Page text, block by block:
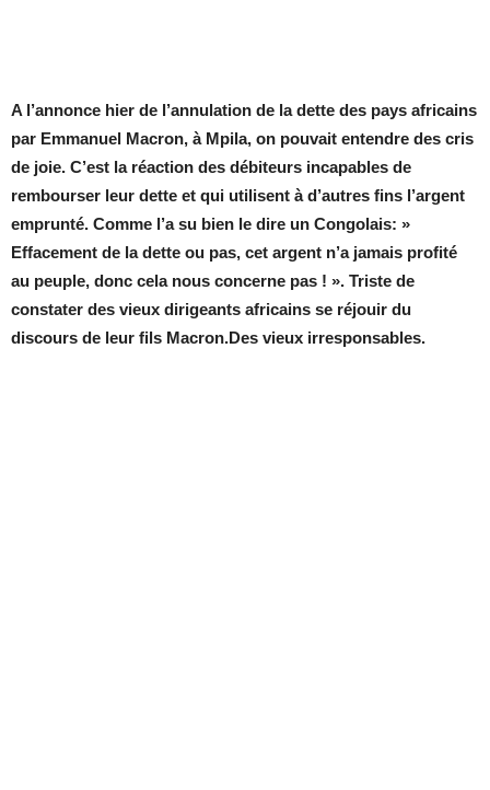
A l’annonce hier de l’annulation de la dette des pays africains
par Emmanuel Macron, à Mpila, on pouvait entendre des cris
de joie. C’est la réaction des débiteurs incapables de
rembourser leur dette et qui utilisent à d’autres fins l’argent
emprunté. Comme l’a su bien le dire un Congolais: »
Effacement de la dette ou pas, cet argent n’a jamais profité
au peuple, donc cela nous concerne pas ! ». Triste de
constater des vieux dirigeants africains se réjouir du
discours de leur fils Macron.Des vieux irresponsables.